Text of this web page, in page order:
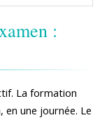
:
La formation
en une journée. Le